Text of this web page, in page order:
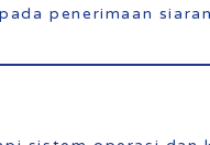
penerimaan